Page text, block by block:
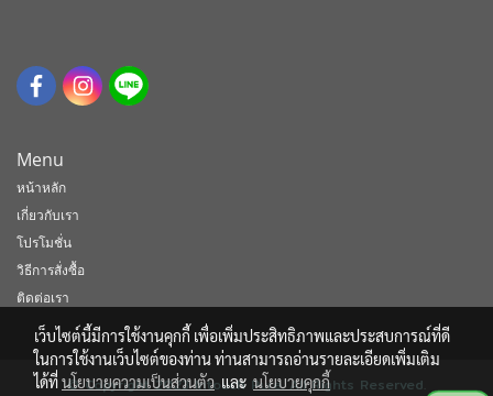
Menu
หน้าหลัก
เกี่ยวกับเรา
โปรโมชั่น
วิธีการสั่งซื้อ
ติดต่อเรา
© Copyright 2023 Intouch Pure. All Rights Reserved.
เว็บไซต์นี้มีการใช้งานคุกกี้ เพื่อเพิ่มประสิทธิภาพและประสบการณ์ที่ดี
ในการใช้งานเว็บไซต์ของท่าน ท่านสามารถอ่านรายละเอียดเพิ่มเติม
ได้ที่นโยบายความเป็นส่วนตัวและนโยบายคุกกี้